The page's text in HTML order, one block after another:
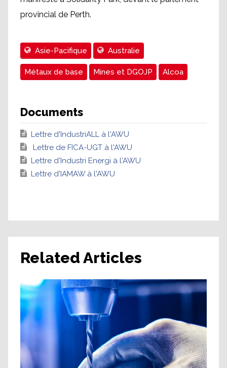
provincial de Perth.
Asie-Pacifique Australie
Métaux de base Mines et DGOJP Alcoa
Documents
Lettre d'IndustriALL à l'AWU
Lettre de FICA-UGT à l'AWU
Lettre d'Industri Energi à l'AWU
Lettre d'IAMAW à l'AWU
Related Articles